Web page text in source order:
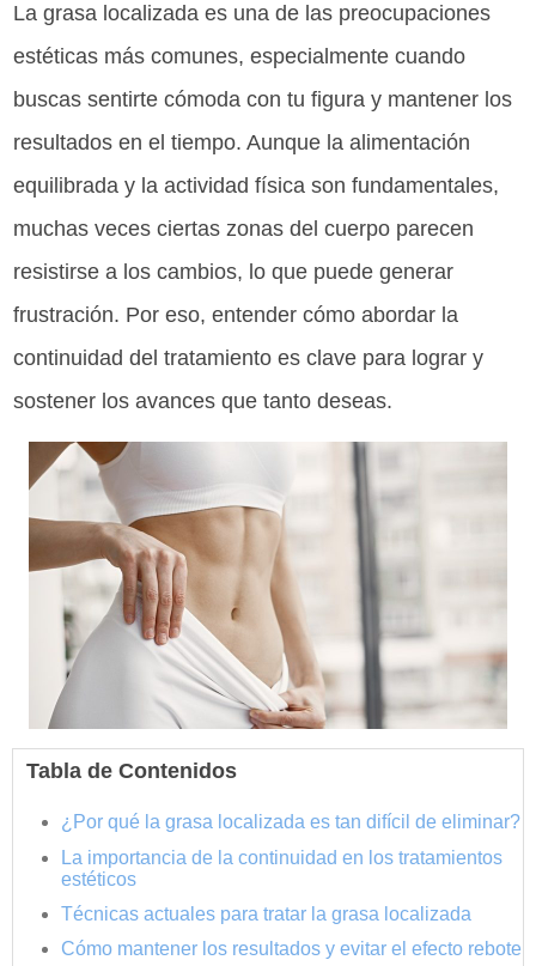
La grasa localizada es una de las preocupaciones
estéticas más comunes, especialmente cuando
buscas sentirte cómoda con tu figura y mantener los
resultados en el tiempo. Aunque la alimentación
equilibrada y la actividad física son fundamentales,
muchas veces ciertas zonas del cuerpo parecen
resistirse a los cambios, lo que puede generar
frustración. Por eso, entender cómo abordar la
continuidad del tratamiento es clave para lograr y
sostener los avances que tanto deseas.
Tabla de Contenidos
¿Por qué la grasa localizada es tan difícil de eliminar?
La importancia de la continuidad en los tratamientos
estéticos
Técnicas actuales para tratar la grasa localizada
Cómo mantener los resultados y evitar el efecto rebote